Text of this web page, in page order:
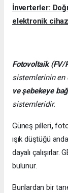
İnverterler:
elektronik
Fotovoltaik (FV/
sistemlerinin
ve şebekeye
sistemleridir.
Güneş pilleri,
ışık düştüğü
dayalı çalışırlar.
bulunur.
Bunlardan bir